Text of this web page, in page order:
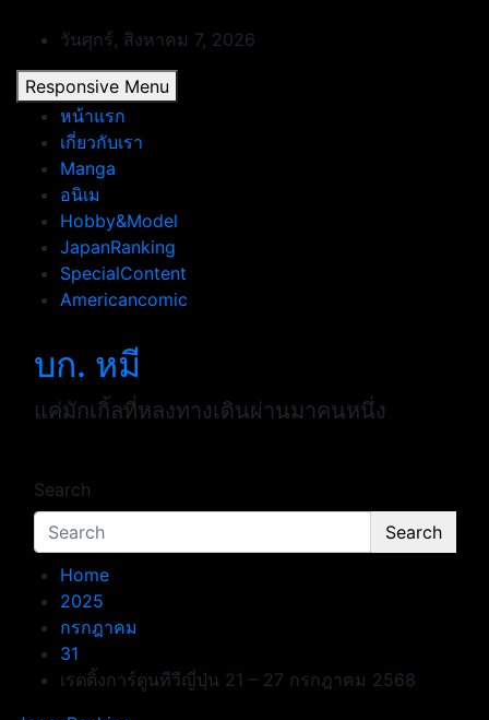
content
วันศุกร์, สิงหาคม 7, 2026
Responsive Menu
หน้าแรก
เกี่ยวกับเรา
Manga
อนิเม
Hobby&Model
JapanRanking
SpecialContent
Americancomic
บก. หมี
แค่มักเกิ้ลที่หลงทางเดินผ่านมาคนหนึ่ง
Search
Search
Home
2025
กรกฎาคม
31
เรตติ้งการ์ตูนทีวีญี่ปุ่น 21 – 27 กรกฎาคม 2568